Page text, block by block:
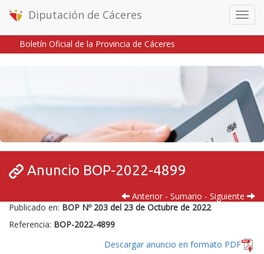
Menú
móvil
Diputación de Cáceres
Boletín Oficial de la Provincia de Cáceres
Anuncio BOP-2022-4899
Anterior - Sumario - Siguiente
Publicado en: BOP Nº 203 del 23 de Octubre de 2022
Referencia: BOP-2022-4899
Descargar anuncio en formato PDF